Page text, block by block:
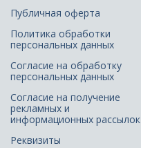
Публичная оферта
Политика обработки
персональных данных
Согласие на обработку
персональных данных
Согласие на получение
рекламных и
информационных рассылок
Реквизиты